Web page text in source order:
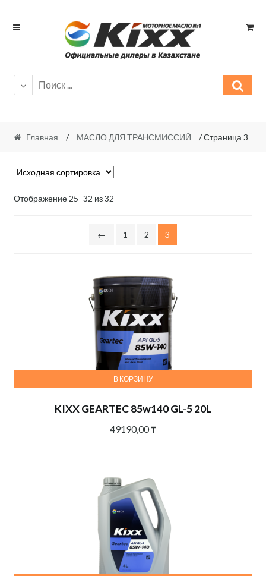
Skip
Skip
Главная / МАСЛО ДЛЯ ТРАНСМИССИЙ / Страница 3
Отображение 25–32 из 32
← 1 2 3
KIXX GEARTEC 85w140 GL-5 20L
49190,00₸
В КОРЗИНУ